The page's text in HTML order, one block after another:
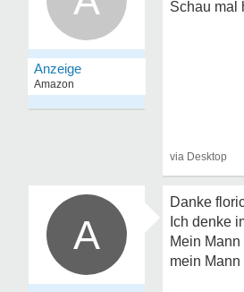
A
Danke
Ich denke
Mein
mein